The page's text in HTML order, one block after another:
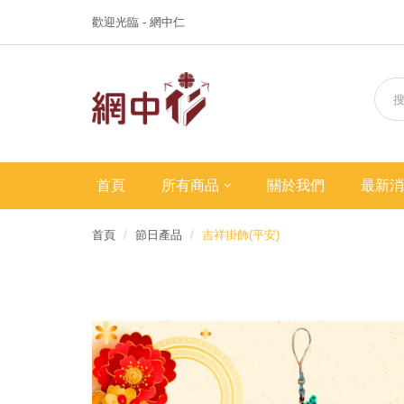
歡迎光臨 - 網中仁
首頁 所有商品 關於我們 最新
首頁 節日產品 吉祥掛飾(平安)